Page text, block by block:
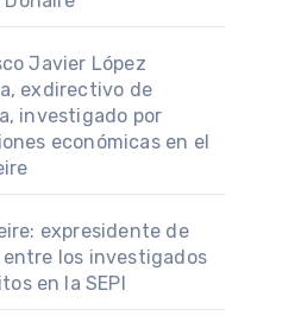
Javier López
exdirectivo de
investigado por
económicas en el
expresidente de
entre los investigados
en la SEPI